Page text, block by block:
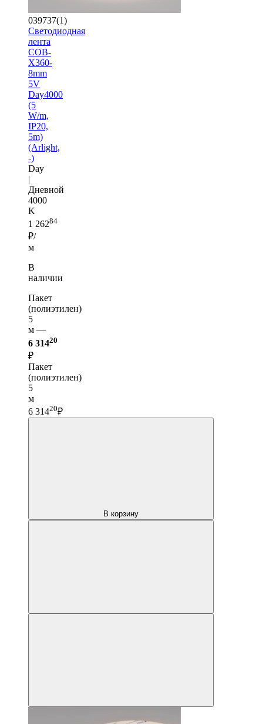
039737(1)
Светодиодная
лента
COB-
X360-
8mm
5V
Day4000
(5
W/m,
IP20,
5m)
(Arlight,
-)
Day
|
Дневной
4000
K
1 26284
₽/
м
В
наличии
Пакет
(полиэтилен)
5
м —
6 31420
₽
Пакет
(полиэтилен)
5
м
6 31420₽
В корзину